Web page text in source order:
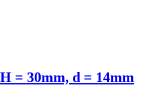
= 30mm, d = 14mm